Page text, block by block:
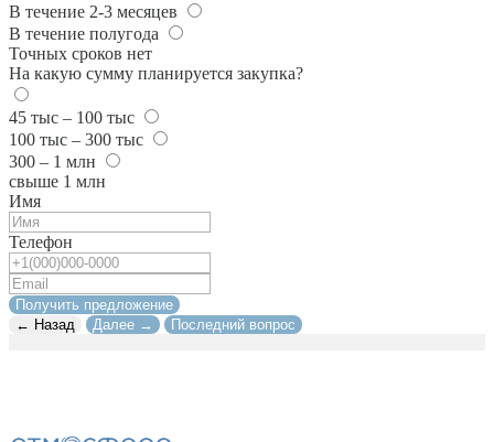
В течение 2-3 месяцев
В течение полугода
Точных сроков нет
На какую сумму планируется закупка?
45 тыс – 100 тыс
100 тыс – 300 тыс
300 – 1 млн
свыше 1 млн
Имя
Телефон
Получить предложение
← Назад
Далее → Последний вопрос